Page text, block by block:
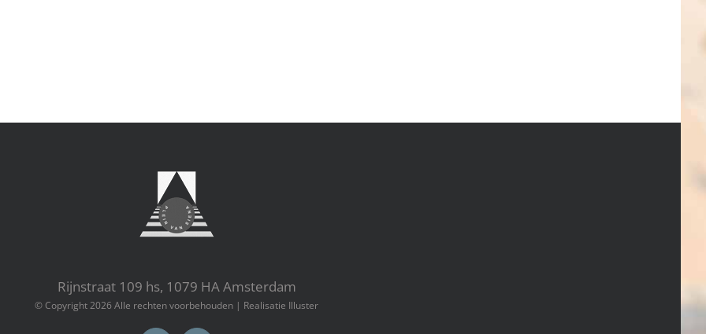
Rijnstraat 109 hs, 1079 HA Amsterdam
© Copyright2026 Alle rechten voorbehouden | Realisatie Illuster